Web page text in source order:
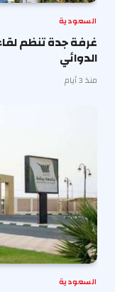
السعودية
غرفة جدة تنظم
الدوائي
منذ 3 أيام
السعودية